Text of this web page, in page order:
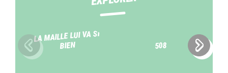
LA MAILLE LUI VA SI
BIEN 508
Slide précédente Slide